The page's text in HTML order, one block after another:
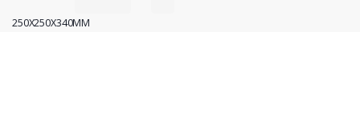
250X250X340MM